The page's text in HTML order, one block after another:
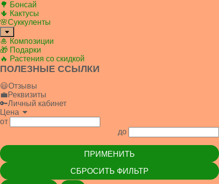
🌳 Бонсай
🌵 Кактусы
🌸Суккуленты
🎍 Композиции
🎁 Подарки
🔥 Растения со скидкой
ПОЛЕЗНЫЕ ССЫЛКИ
😃Отзывы
💼Реквизиты
🔑Личный кабинет
Цена
от
до
ПРИМЕНИТЬ
СБРОСИТЬ ФИЛЬТР